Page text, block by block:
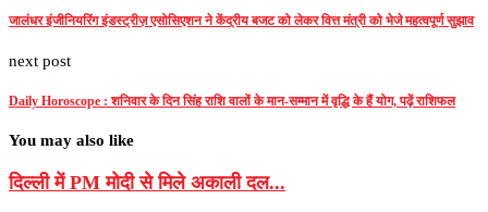
जालंधर इंजीनियरिंग इंडस्ट्रीज़ एसोसिएशन ने केंद्रीय बजट को लेकर वित्त मंत्री को भेजे महत्वपूर्ण सुझाव
next post
Daily Horoscope : शनिवार के दिन सिंह राशि वालों के मान-सम्मान में वृद्धि के हैं योग, पढ़ें राशिफल
You may also like
दिल्ली में PM मोदी से मिले अकाली दल...